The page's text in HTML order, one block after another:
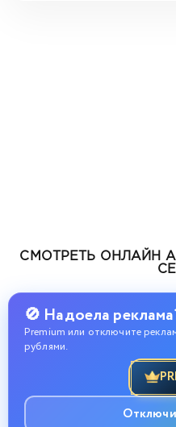
СМОТРЕТЬ ОНЛАЙН
🚫 Надоела
Premium или отключите
рублями.